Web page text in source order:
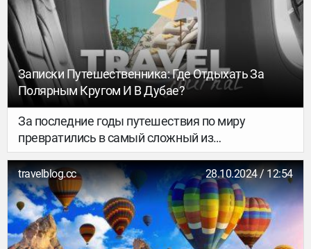
Записки Путешественника: Где Отдыхать За
Полярным Кругом И В Дубае?
За последние годы путешествия по миру
превратились в самый сложный из
существующих квестов. Но мы не отчаиваемся и
тебе тоже не советуем. Тем более что сложности
с визами и отсутствие прямых рейсов открыли
для русских туристов новые и каком-то смысле
даже неизведанные направления. В том числе и
в пределах России.
travelblog.cc 28.10.2024 / 12:54